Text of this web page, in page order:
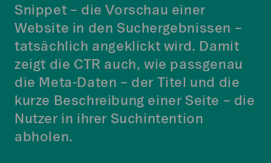
Snippet – die Vorschau einer
Website in den Suchergebnissen –
tatsächlich angeklickt wird. Damit
zeigt die CTR auch, wie passgenau
die Meta-Daten – der Titel und die
kurze Beschreibung einer Seite – die
Nutzer in ihrer Suchintention
abholen.